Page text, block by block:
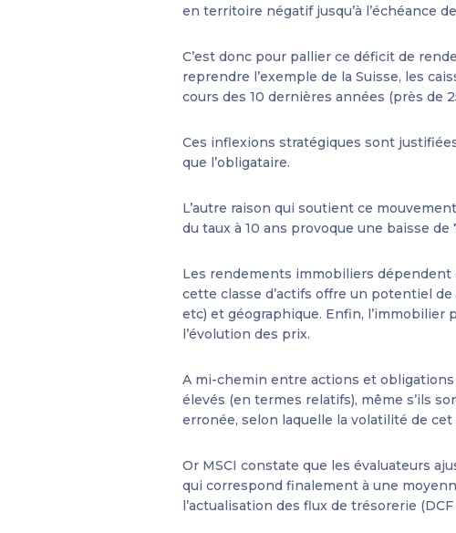
en territoire négatif jusqu’à l’échéance
C’est donc pour pallier ce déficit de
reprendre l’exemple de la Suisse, les
cours des 10 dernières années (près de
Ces inflexions stratégiques sont
que l’obligataire.
L’autre raison qui soutient ce
du taux à 10 ans provoque une baisse
Les rendements immobiliers dépendent
cette classe d’actifs offre un potentiel
etc) et géographique. Enfin,
l’évolution des prix.
A mi-chemin entre actions et
élevés (en termes relatifs), même s’ils
erronée, selon laquelle la volatilité de
Or MSCI constate que les évaluateurs
qui correspond finalement à une
l’actualisation des flux de trésorerie